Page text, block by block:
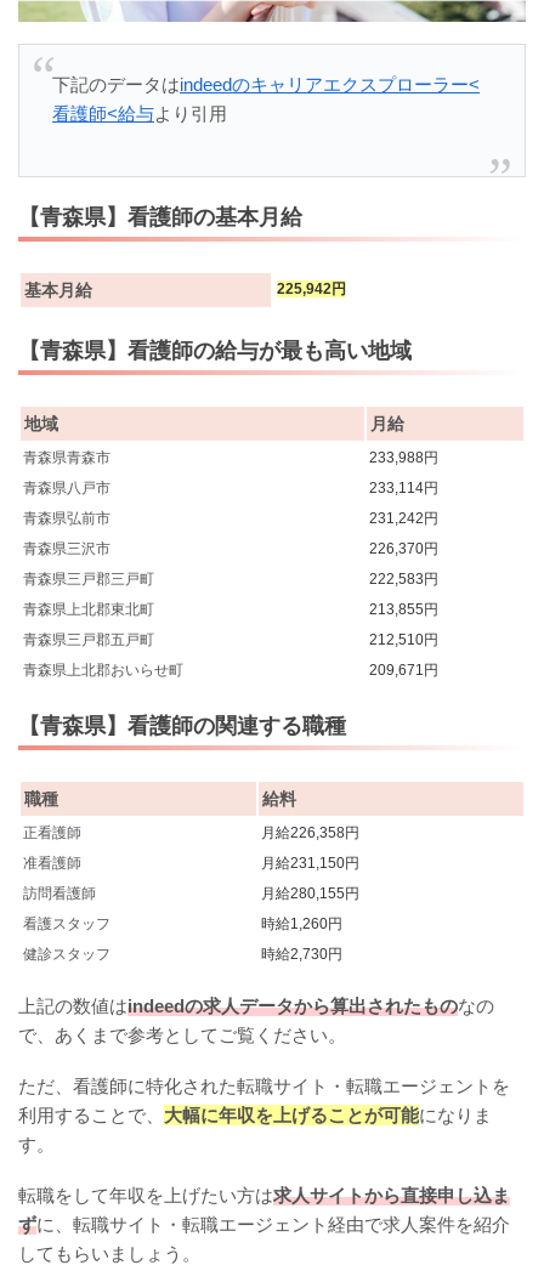
下記のデータはindeedのキャリアエクスプローラー<
看護師<給与より引用
【青森県】看護師の基本月給
基本月給 225,942円
【青森県】看護師の給与が最も高い地域
地域 月給
青森県青森市
233,988円
青森県八戸市
233,114円
青森県弘前市
231,242円
青森県三沢市
226,370円
青森県三戸郡三戸町
222,583円
青森県上北郡東北町
213,855円
青森県三戸郡五戸町
212,510円
青森県上北郡おいらせ町
209,671円
【青森県】看護師の関連する職種
職種 給料
正看護師
月給226,358円
准看護師
月給231,150円
訪問看護師
月給280,155円
看護スタッフ
時給1,260円
健診スタッフ
時給2,730円
上記の数値はindeedの求人データから算出されたものなの
で、あくまで参考としてご覧ください。
ただ、看護師に特化された転職サイト・転職エージェントを
利用することで、 大幅に年収を上げることが可能になりま
す。
転職をして年収を上げたい方は求人サイトから直接申し込ま
ずに、転職サイト・転職エージェント経由で求人案件を紹介
してもらいましょう。